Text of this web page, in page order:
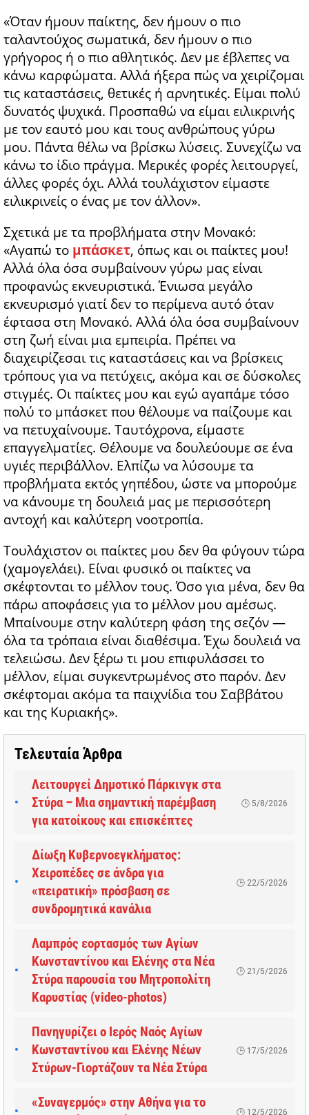
«Όταν ήμουν παίκτης, δεν ήμουν ο πιο
ταλαντούχος σωματικά, δεν ήμουν ο πιο
γρήγορος ή ο πιο αθλητικός. Δεν με έβλεπες να
κάνω καρφώματα. Αλλά ήξερα πώς να χειρίζομαι
τις καταστάσεις, θετικές ή αρνητικές. Είμαι πολύ
δυνατός ψυχικά. Προσπαθώ να είμαι ειλικρινής
με τον εαυτό μου και τους ανθρώπους γύρω
μου. Πάντα θέλω να βρίσκω λύσεις. Συνεχίζω να
κάνω το ίδιο πράγμα. Μερικές φορές λειτουργεί,
άλλες φορές όχι. Αλλά τουλάχιστον είμαστε
ειλικρινείς ο ένας με τον άλλον».
Σχετικά με τα προβλήματα στην Μονακό:
«Αγαπώ το μπάσκετ, όπως και οι παίκτες μου!
Αλλά όλα όσα συμβαίνουν γύρω μας είναι
προφανώς εκνευριστικά. Ένιωσα μεγάλο
εκνευρισμό γιατί δεν το περίμενα αυτό όταν
έφτασα στη Μονακό. Αλλά όλα όσα συμβαίνουν
στη ζωή είναι μια εμπειρία. Πρέπει να
διαχειρίζεσαι τις καταστάσεις και να βρίσκεις
τρόπους για να πετύχεις, ακόμα και σε δύσκολες
στιγμές. Οι παίκτες μου και εγώ αγαπάμε τόσο
πολύ το μπάσκετ που θέλουμε να παίζουμε και
να πετυχαίνουμε. Ταυτόχρονα, είμαστε
επαγγελματίες. Θέλουμε να δουλεύουμε σε ένα
υγιές περιβάλλον. Ελπίζω να λύσουμε τα
προβλήματα εκτός γηπέδου, ώστε να μπορούμε
να κάνουμε τη δουλειά μας με περισσότερη
αντοχή και καλύτερη νοοτροπία.
Τουλάχιστον οι παίκτες μου δεν θα φύγουν τώρα
(χαμογελάει). Είναι φυσικό οι παίκτες να
σκέφτονται το μέλλον τους. Όσο για μένα, δεν θα
πάρω αποφάσεις για το μέλλον μου αμέσως.
Μπαίνουμε στην καλύτερη φάση της σεζόν —
όλα τα τρόπαια είναι διαθέσιμα. Έχω δουλειά να
τελειώσω. Δεν ξέρω τι μου επιφυλάσσει το
μέλλον, είμαι συγκεντρωμένος στο παρόν. Δεν
σκέφτομαι ακόμα τα παιχνίδια του Σαββάτου
και της Κυριακής».
Τελευταία Άρθρα
Λειτουργεί Δημοτικό Πάρκινγκ στα
Στύρα – Μια σημαντική παρέμβαση
για κατοίκους και επισκέπτες
5/8/2026
Δίωξη Κυβερνοεγκλήματος:
Χειροπέδες σε άνδρα για
«πειρατική» πρόσβαση σε
συνδρομητικά κανάλια
22/5/2026
Λαμπρός εορτασμός των Αγίων
Κωνσταντίνου και Ελένης στα Νέα
Στύρα παρουσία του Μητροπολίτη
Καρυστίας (video-photos)
21/5/2026
Πανηγυρίζει ο Ιερός Ναός Αγίων
Κωνσταντίνου και Ελένης Νέων
Στύρων-Γιορτάζουν τα Νέα Στύρα
17/5/2026
«Συναγερμός» στην Αθήνα για το
12/5/2026